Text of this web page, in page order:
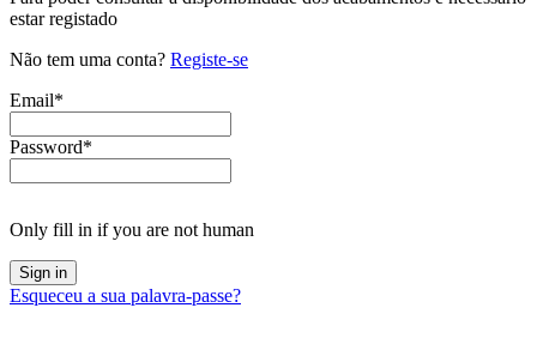
estar registado
Não tem uma conta? Registe-se
Email*
Password*
Only fill in if you are not human
Esqueceu a sua palavra-passe?